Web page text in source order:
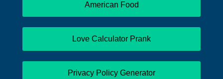
American Food
Love Calculator Prank
Privacy Policy Generator